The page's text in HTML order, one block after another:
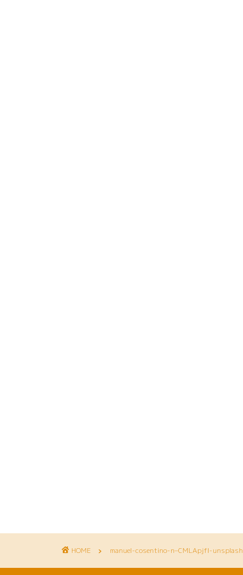
HOME manuel-cosentino-n–CMLApjfI-unsplash